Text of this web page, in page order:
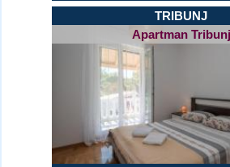
TRIBUNJ
Apartman Tribunj